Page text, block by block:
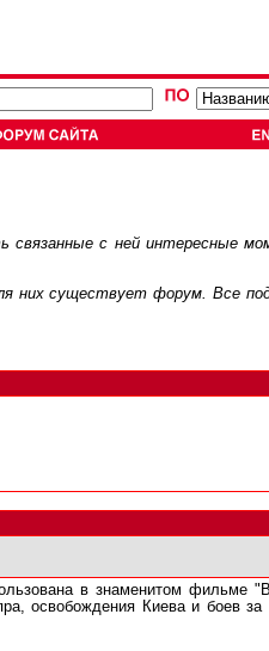
связанные с ней интересные
них существует форум. Все
в знаменитом фильме
освобождения Киева и боев